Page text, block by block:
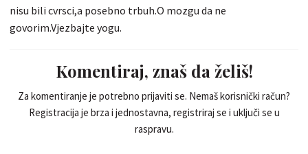
nisu bili cvrsci,a posebno trbuh.O mozgu da ne
govorim.Vjezbajte yogu.
Komentiraj, znaš da želiš!
Za komentiranje je potrebno prijaviti se. Nemaš korisnički račun?
Registracija je brza i jednostavna, registriraj se i uključi se u
raspravu.